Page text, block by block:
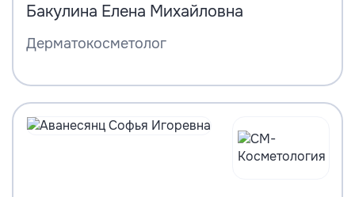
Бакулина Елена Михайловна
Дерматокосметолог